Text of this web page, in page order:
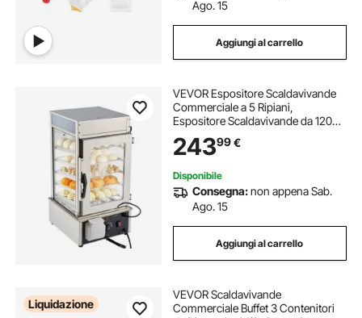
tritacarne elettrico 3 l
grattugia formaggio elettriche
grattugia formaggio elettrica
grattugia formaggio elettrica grattugie
pentola elettrico
Ago. 15
Aggiungi al carrello
VEVOR Espositore Scaldavivande
Commerciale a 5 Ripiani,
Espositore Scaldavivande da 1200
W con Luce LED, Ripiano Regolabile
e Struttura in Acciaio Inossidabile da
24399€
Disponibile
Consegna:non appena Sab.
Ago. 15
Aggiungi al carrello
Liquidazione
VEVOR Scaldavivande
Commerciale Buffet 3 Contenitori